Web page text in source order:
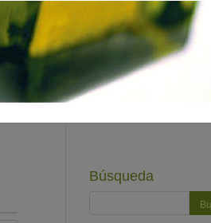
Búsqueda